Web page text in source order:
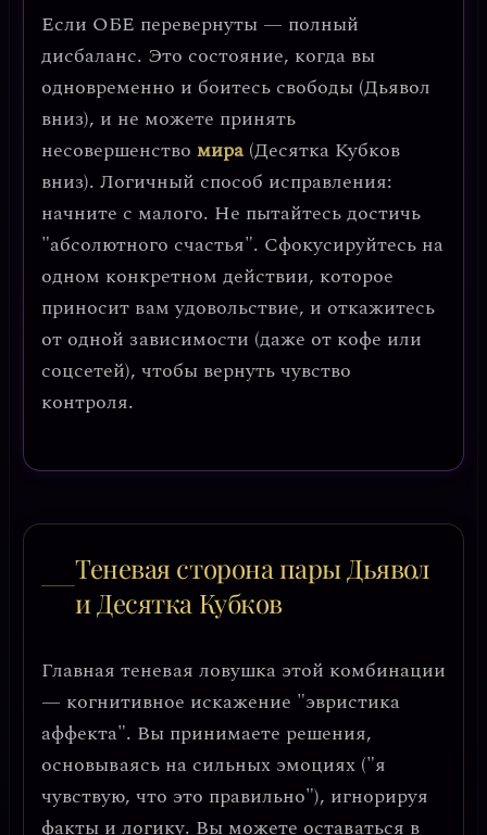
Если ОБЕ перевернуты — полный
дисбаланс. Это состояние, когда вы
одновременно и боитесь свободы (Дьявол
вниз), и не можете принять
несовершенство мира(Десятка Кубков
вниз). Логичный способ исправления:
начните с малого. Не пытайтесь достичь
"абсолютного счастья". Сфокусируйтесь на
одном конкретном действии, которое
приносит вам удовольствие, и откажитесь
от одной зависимости (даже от кофе или
соцсетей), чтобы вернуть чувство
контроля.
Теневая сторона пары Дьявол
и Десятка Кубков
Главная теневая ловушка этой комбинации
— когнитивное искажение "эвристика
аффекта". Вы принимаете решения,
основываясь на сильных эмоциях ("я
чувствую, что это правильно"), игнорируя
факты и логику. Вы можете оставаться в